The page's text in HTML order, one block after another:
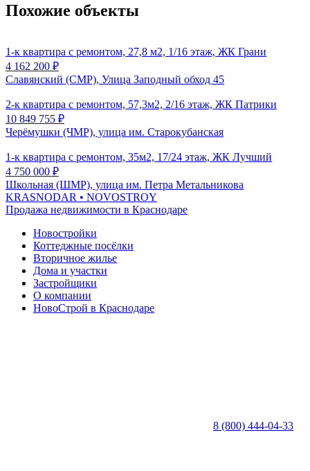
Похожие объекты
1-к квартира с ремонтом, 27,8 м2, 1/16 этаж, ЖК Грани
4 162 200 ₽
Славянский (СМР), Улица Заподный обход 45
2-к квартира с ремонтом, 57,3м2, 2/16 этаж, ЖК Патрики
10 849 755 ₽
Черёмушки (ЧМР), улица им. Старокубанская
1-к квартира с ремонтом, 35м2, 17/24 этаж, ЖК Лучший
4 750 000 ₽
Школьная (ШМР), улица им. Петра Метальникова
KRASNODAR • NOVOSTROY
Продажа недвижимости в Краснодаре
Новостройки
Коттеджные посёлки
Вторичное жилье
Дома и участки
Застройщики
О компании
НовоСтрой в Краснодаре
8 (800) 444-04-33